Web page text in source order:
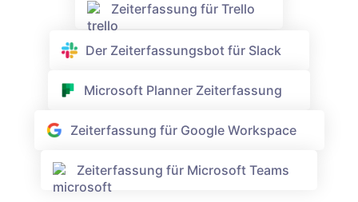
Zeiterfassung für Trello
Der Zeiterfassungsbot für Slack
Microsoft Planner Zeiterfassung
Zeiterfassung für Google Workspace
Zeiterfassung für Microsoft Teams